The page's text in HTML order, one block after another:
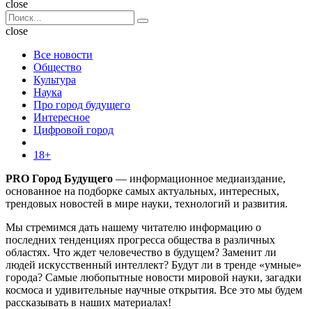
Поиск
close
Search
for:
Поиск
close
Все новости
Общество
Культура
Наука
Про город будущего
Интересное
Цифровой город
18+
PRO Город Будущего — информационное медиаиздание,
основанное на подборке самых актуальных, интересных,
трендовых новостей в мире науки, технологий и развития.
Мы стремимся дать нашему читателю информацию о
последних тенденциях прогресса общества в различных
областях. Что ждет человечество в будущем? Заменит ли
людей искусственный интеллект? Будут ли в тренде «умные»
города? Самые любопытные новости мировой науки, загадки
космоса и удивительные научные открытия. Все это мы будем
рассказывать в наших материалах!